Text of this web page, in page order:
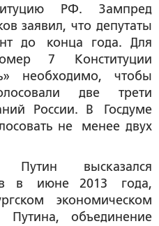
РФ. Зампред
заявил, что депутаты
до конца года. Для
7 Конституции
необходимо, чтобы
две трети
России. В Госдуме
не менее двух
Путин высказался
в июне 2013 года,
экономическом
объединение